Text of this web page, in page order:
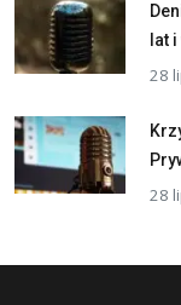
lat
28
28